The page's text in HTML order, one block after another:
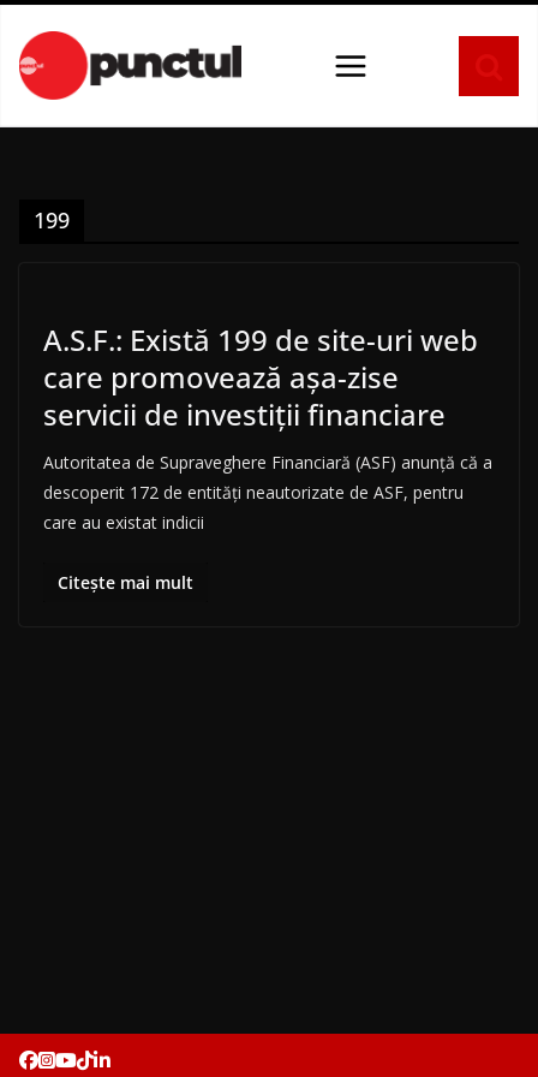
conținut
199
A.S.F.: Există 199 de site-uri web
care promovează așa-zise
servicii de investiții financiare
Autoritatea de Supraveghere Financiară (ASF) anunță că a
descoperit 172 de entități neautorizate de ASF, pentru
care au existat indicii
Citește mai mult